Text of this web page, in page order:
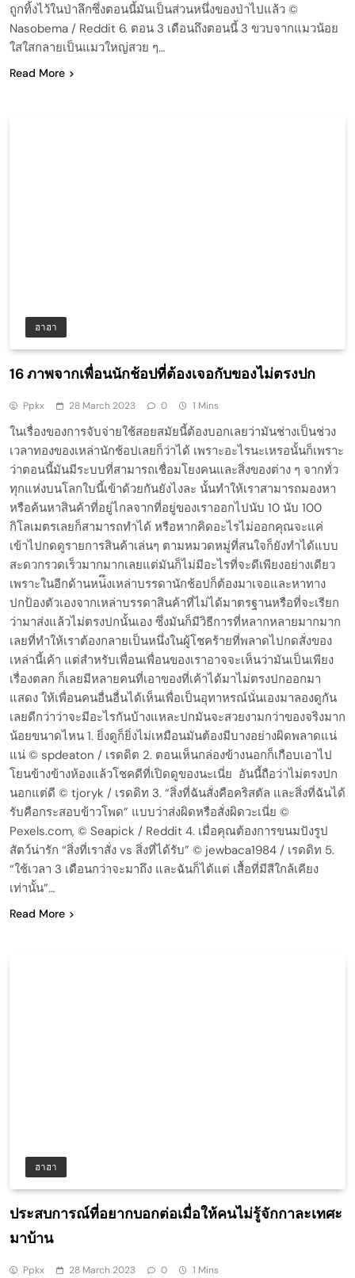
ถูกทิ้งไว้ในป่าลึกซึ่งตอนนี้มันเป็นส่วนหนึ่งของป่าไปแล้ว ©
Nasobema / Reddit 6. ตอน 3 เดือนถึงตอนนี้ 3 ขวบจากแมวน้อย
ใสใสกลายเป็นแมวใหญ่สวย ๆ…
Read More
ฮาฮา
16 ภาพจากเพื่อนนักช้อปที่ต้องเจอกับของไม่ตรงปก
Ppkx 28 March 2023 0 1 Mins
ในเรื่องของการจับจ่ายใช้สอยสมัยนี้ต้องบอกเลยว่ามันช่างเป็นช่วง
เวลาทองของเหล่านักช้อปเลยก็ว่าได้ เพราะอะไรนะเหรอนั้นก็เพราะ
ว่าตอนนี้มันมีระบบที่สามารถเชื่อมโยงคนและสิ่งของต่าง ๆ จากทั่ว
ทุกแห่งบนโลกใบนี้เข้าด้วยกันยังไงละ นั้นทำให้เราสามารถมองหา
หรือค้นหาสินค้าที่อยู่ไกลจากที่อยู่ของเราออกไปนับ 10 นับ 100
กิโลเมตรเลยก็สามารถทำได้ หรือหากคิดอะไรไม่ออกคุณจะแค่
เข้าไปกดดูรายการสินค้าเล่นๆ ตามหมวดหมู่ที่สนใจก็ยังทำได้แบบ
สะดวกรวดเร็วมากมากเลยแต่มันก็ไม่มีอะไรที่จะดีเพียงอย่างเดียว
เพราะในอีกด้านหน่ึงเหล่าบรรดานักช้อปก็ต้องมาเจอและหาทาง
ปกป้องตัวเองจากเหล่าบรรดาสินค้าที่ไม่ได้มาตรฐานหรือที่จะเรียก
ว่ามาส่งแล้วไม่ตรงปกนั้นเอง ซึ่งมันก็มีวิธีการที่หลากหลายมากมาก
เลยที่ทำให้เราต้องกลายเป็นหนึ่งในผู้โชคร้ายที่พลาดไปกดสั่งของ
เหล่านี้เค้า แต่สำหรับเพื่อนเพื่อนของเราอาจจะเห็นว่ามันเป็นเพียง
เรื่องตลก ก็เลยมีหลายคนที่เอาของที่เค้าได้มาไม่ตรงปกออกมา
แสดง ให้เพื่อนคนอื่นอื่นได้เห็นเพื่อเป็นอุทาหรณ์นั่นเองมาลองดูกัน
เลยดีกว่าว่าจะมีอะไรกันบ้างแหละปกมันจะสวยงามกว่าของจริงมาก
น้อยขนาดไหน 1. ยิ่งดูก็ยิ่งไม่เหมือนมันต้องมีบางอย่างผิดพลาดแน่
แน่ © spdeaton / เรดดิต 2. ตอนเห็นกล่องข้างนอกก็เกือบเอาไป
โยนข้างข้างห้องแล้วโชคดีที่เปิดดูของนะเนี่ย อันนี้ถือว่าไม่ตรงปก
นอกแต่ดี © tjoryk / เรดดิท 3. “สิ่งที่ฉันสั่งคือคริสตัล และสิ่งที่ฉันได้
รับคือกระสอบข้าวโพด” แบบว่าส่งผิดหรือสั่งผิดวะเนี่ย ©
Pexels.com, © Seapick / Reddit 4. เมื่อคุณต้องการขนมปังรูป
สัตว์น่ารัก “สิ่งที่เราสั่ง vs สิ่งที่ได้รับ” © jewbaca1984 / เรดดิท 5.
“ใช้เวลา 3 เดือนกว่าจะมาถึง และฉันก็ได้แต่ เสื้อที่มีสีใกล้เคียง
เท่านั้น”…
Read More
ฮาฮา
ประสบการณ์ที่อยากบอกต่อเมื่อให้คนไม่รู้จักกาละเทศะ
มาบ้าน
Ppkx 28 March 2023 0 1 Mins